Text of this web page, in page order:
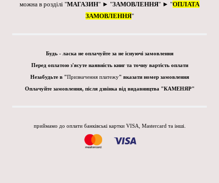
можна в розділі "МАГАЗИН" ► "ЗАМОВЛЕННЯ" ► "ОПЛАТА
ЗАМОВЛЕННЯ"
Будь - ласка не оплачуйте за не існуючі замовлення
Перед оплатою з'ясуте наявність книг та точну вартість оплати
Незабудьте в "Призначення платежу" вказати номер замовлення
Оплачуйте замовлення, після дзвінка від видавництва "КАМЕНЯР"
приймамо до оплати банківські картки VISA, Mastercard та інші.